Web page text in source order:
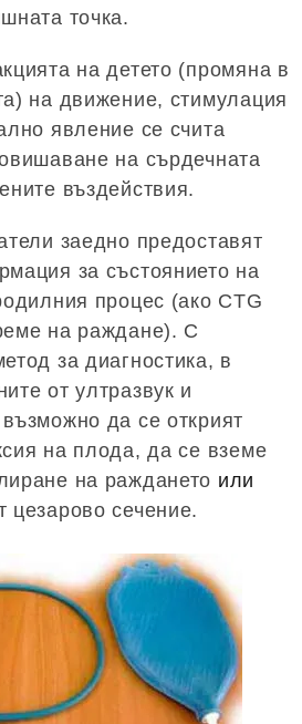
точка.
на детето (промяна в
на движение, стимулация
явление се счита
на сърдечната
въздействия.
заедно предоставят
за състоянието на
процес (ако CTG
на раждане). С
за диагностика, в
от ултразвук и
да се открият
на плода, да се вземе
на раждането или
цезарово сечение.